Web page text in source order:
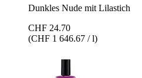
Dunkles Nude mit Lilastich
CHF 24.70
(CHF 1 646.67 / l)